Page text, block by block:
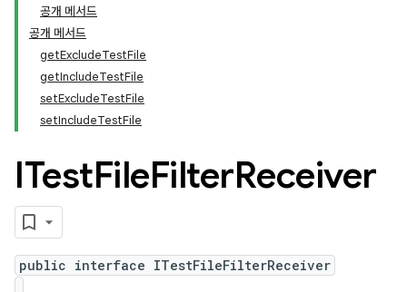
공개 메서드
공개 메서드
getExcludeTestFile
getIncludeTestFile
setExcludeTestFile
setIncludeTestFile
ITestFileFilterReceiver
public interface ITestFileFilterReceiver